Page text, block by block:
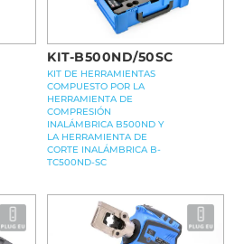
KIT-B500ND/50SC
KIT DE HERRAMIENTAS
COMPUESTO POR LA
HERRAMIENTA DE
COMPRESIÓN
INALÁMBRICA B500ND Y
LA HERRAMIENTA DE
CORTE INALÁMBRICA B-
TC500ND-SC